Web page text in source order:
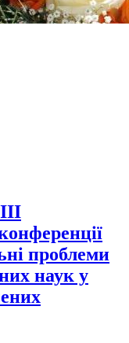
проблеми
наук у